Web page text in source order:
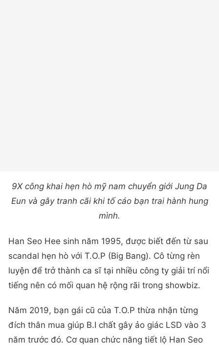
9X công khai hẹn hò mỹ nam chuyển giới Jung Da
Eun và gây tranh cãi khi tố cáo bạn trai hành hung
mình.
Han Seo Hee sinh năm 1995, được biết đến từ sau
scandal hẹn hò với T.O.P (Big Bang). Cô từng rèn
luyện để trở thành ca sĩ tại nhiều công ty giải trí nổi
tiếng nên có mối quan hệ rộng rãi trong showbiz.
Năm 2019, bạn gái cũ của T.O.P thừa nhận từng
đích thân mua giúp B.I chất gây ảo giác LSD vào 3
năm trước đó. Cơ quan chức năng tiết lộ Han Seo